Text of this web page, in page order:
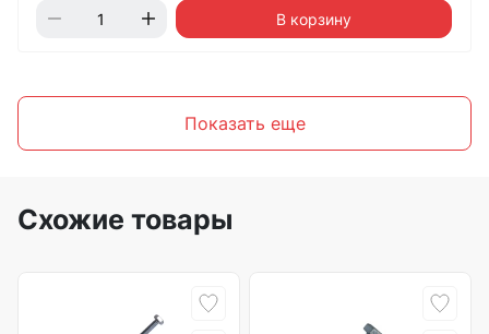
В корзину
Показать еще
Схожие товары